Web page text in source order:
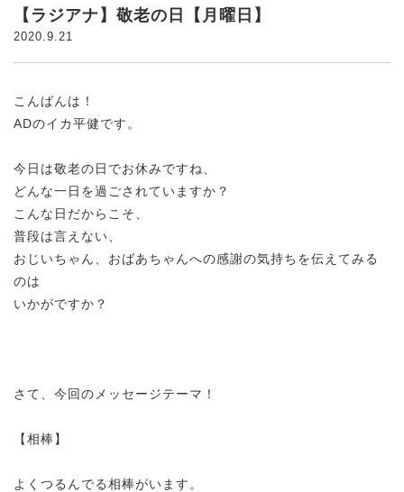
【ラジアナ】敬老の日【月曜日】
2020.9.21
こんばんは！
ADのイカ平健です。
今日は敬老の日でお休みですね、
どんな一日を過ごされていますか？
こんな日だからこそ、
普段は言えない、
おじいちゃん、おばあちゃんへの感謝の気持ちを伝えてみる
のは
いかがですか？
さて、今回のメッセージテーマ！
【相棒】
よくつるんでる相棒がいます。